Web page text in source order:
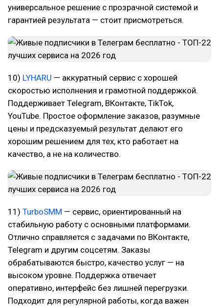
универсальное решение с прозрачной системой и
гарантией результата — стоит присмотреться.
10) LYHARU — аккуратный сервис с хорошей
скоростью исполнения и грамотной поддержкой.
Поддерживает Telegram, ВКонтакте, TikTok,
YouTube. Простое оформление заказов, разумные
цены и предсказуемый результат делают его
хорошим решением для тех, кто работает на
качество, а не на количество.
11) TurboSMM — сервис, ориентированный на
стабильную работу с основными платформами.
Отлично справляется с задачами по ВКонтакте,
Telegram и другим соцсетям. Заказы
обрабатываются быстро, качество услуг — на
высоком уровне. Поддержка отвечает
оперативно, интерфейс без лишней перегрузки.
Подходит для регулярной работы, когда важен